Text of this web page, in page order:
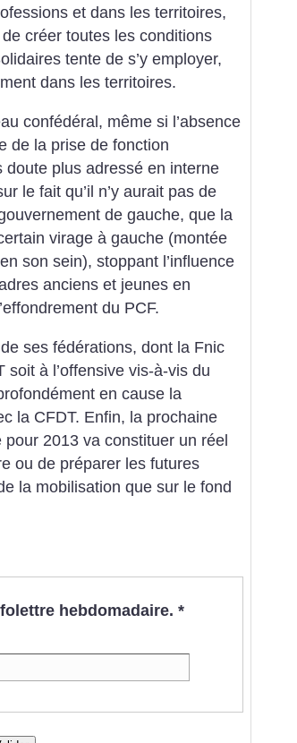
et dans les territoires,
créer toutes les conditions
tente de s’y employer,
dans les territoires.
confédéral, même si l’absence
de la prise de fonction
doute plus adressé en interne
le fait qu’il n’y aurait pas de
de gauche, que la
virage à gauche (montée
son sein), stoppant l’influence
anciens et jeunes en
du PCF.
ses fédérations, dont la Fnic
à l’offensive vis-à-vis du
en cause la
la CFDT. Enfin, la prochaine
2013 va constituer un réel
ou de préparer les futures
la mobilisation que sur le fond
hebdomadaire. *